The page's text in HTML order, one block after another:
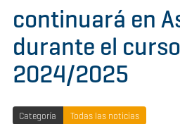
continuará en
durante el
2024/2025
Categoría Todas las noticias